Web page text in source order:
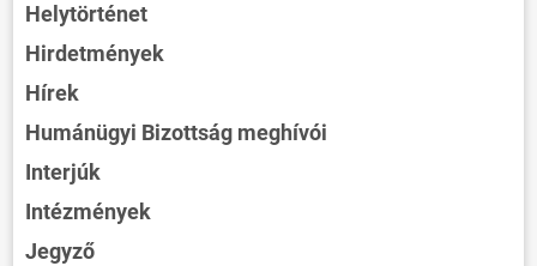
Helytörténet
Hirdetmények
Hírek
Humánügyi Bizottság meghívói
Interjúk
Intézmények
Jegyző